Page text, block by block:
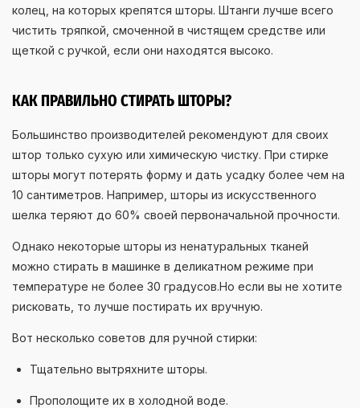
колец, на которых крепятся шторы. Штанги лучше всего
чистить тряпкой, смоченной в чистящем средстве или
щеткой с ручкой, если они находятся высоко.
КАК ПРАВИЛЬНО СТИРАТЬ ШТОРЫ?
Большинство производителей рекомендуют для своих
штор только сухую или химическую чистку. При стирке
шторы могут потерять форму и дать усадку более чем на
10 сантиметров. Например, шторы из искусственного
шелка теряют до 60% своей первоначальной прочности.
Однако некоторые шторы из ненатуральных тканей
можно стирать в машинке в деликатном режиме при
температуре не более 30 градусов.Но если вы не хотите
рисковать, то лучше постирать их вручную.
Вот несколько советов для ручной стирки:
Тщательно вытряхните шторы.
Прополощите их в холодной воде.